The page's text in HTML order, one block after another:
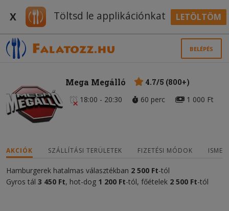
X Töltsd le applikációnkat LETÖLTÖM
BELÉPÉS
Mega Megálló
4.7/5 (800+)
18:00 - 20:30
60 perc 1 000 Ft
AKCIÓK SZÁLLÍTÁSI TERÜLETEK FIZETÉSI MÓDOK
Hamburgerek hatalmas választékban 2 500 Ft-tól
Gyros tál 3 450 Ft, hot-dog 1 200 Ft-tól, főételek 2 500 Ft-tól